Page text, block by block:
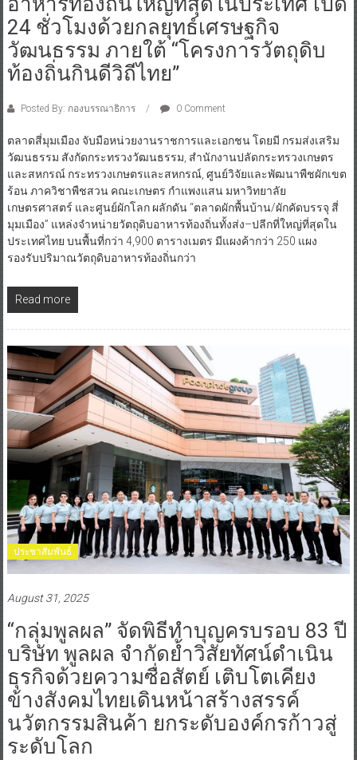
24 ชั่วโมงด้วยกลยุทธ์เศรษฐกิจ
วัฒนธรรม ภายใต้ “โครงการวัตถุดิบ
ท้องถิ่นกินดีวิถีไทย”
Posted By: กองบรรณาธิการ 0 Comment
ตลาดสี่มุมเมือง จับมือหน่วยงานราชการและเอกชน โดยมี กรมส่งเสริม
วัฒนธรรม สังกัดกระทรวงวัฒนธรรม, สำนักงานปลัดกระทรวงเกษตร
และสหกรณ์ กระทรวงเกษตรและสหกรณ์, ศูนย์วิจัยและพัฒนาพืชผักเขต
ร้อน ภาควิชาพืชสวน คณะเกษตร กำแพงแสน มหาวิทยาลัย
เกษตรศาสตร์ และศูนย์ผักโลก ผลักดัน “ตลาดผักพื้นบ้าน/ผักคัดบรรจุ สี่
มุมเมือง” แหล่งจำหน่ายวัตถุดิบอาหารท้องถิ่นทั้งส่ง–ปลีกที่ใหญ่ที่สุดใน
ประเทศไทย บนพื้นที่กว่า 4,900 ตารางเมตร มีแผงค้ากว่า 250 แผง
รองรับปริมาณวัตถุดิบอาหารท้องถิ่นกว่า
Read more
ประชาสัมพันธ์
August 31, 2025
“กลุ่มพูลผล” จัดพิธีทำบุญครบรอบ 83 ปี
บริษัท พูลผล จำกัดย้ำวิสัยทัศน์ดำเนิน
ธุรกิจด้วยความซื่อสัตย์ เติบโตเคียง
ข้างสังคมไทยเดินหน้าสร้างสรรค์
นวัตกรรมสินค้า ยกระดับองค์กรก้าวสู่
ระดับโลก